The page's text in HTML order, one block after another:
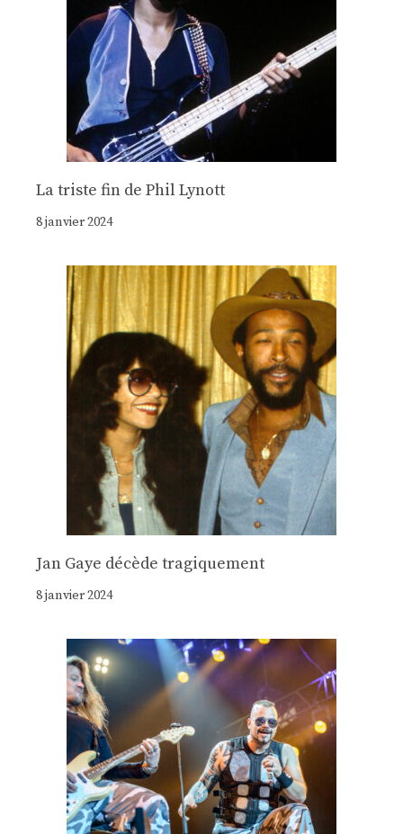
La triste fin de Phil Lynott
8 janvier 2024
Jan Gaye décède tragiquement
8 janvier 2024